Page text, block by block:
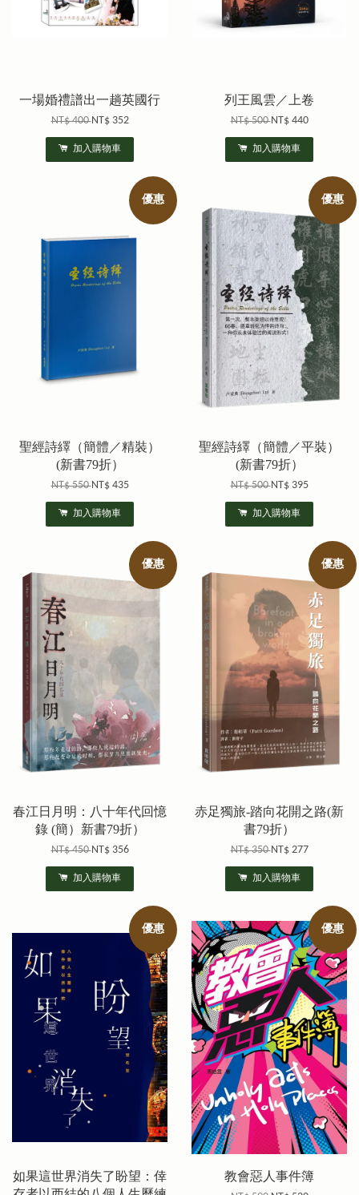
一場婚禮譜出一趟英國行
NT$ 400NT$ 352
加入購物車
列王風雲／上卷
NT$ 500NT$ 440
加入購物車
優惠
聖經詩繹（簡體／精裝）
(新書79折）
NT$ 550NT$ 435
加入購物車
優惠
聖經詩繹（簡體／平裝）
(新書79折）
NT$ 500NT$ 395
加入購物車
優惠
春江日月明：八十年代回憶
錄 (簡）新書79折）
NT$ 450NT$ 356
加入購物車
優惠
赤足獨旅-踏向花開之路(新
書79折）
NT$ 350NT$ 277
加入購物車
優惠
如果這世界消失了盼望：倖
優惠
教會惡人事件簿